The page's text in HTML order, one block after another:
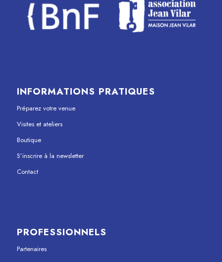
INFORMATIONS PRATIQUES
Préparez votre venue
Visites et ateliers
Boutique
S’inscrire à la newsletter
Contact
PROFESSIONNELS
Partenaires